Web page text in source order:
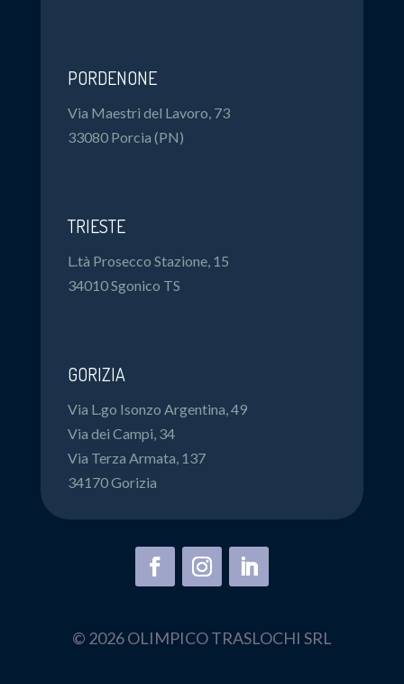
PORDENONE
Via Maestri del Lavoro, 73
33080 Porcia (PN)
TRIESTE
L.tà Prosecco Stazione, 15
34010 Sgonico TS
GORIZIA
Via L.go Isonzo Argentina, 49
Via dei Campi, 34
Via Terza Armata, 137
34170 Gorizia
© 2026 OLIMPICO TRASLOCHI SRL